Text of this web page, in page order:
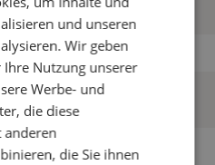
duplex OM3, SC/PC-SC/PC,
und unseren
Wir geben
Nutzung unserer
Werbe- und
die diese
anderen
die Sie ihnen